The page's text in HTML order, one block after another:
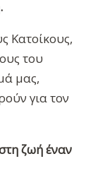
Κατοίκους,
του
μας,
για τον
ζωή έναν